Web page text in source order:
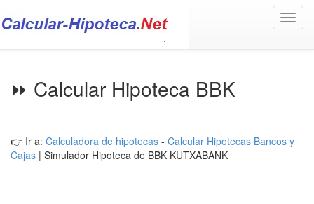
⏩ Calcular Hipoteca BBK
👉 Ir a: Calculadora de hipotecas - Calcular Hipotecas Bancos y
Cajas | Simulador Hipoteca de BBK KUTXABANK